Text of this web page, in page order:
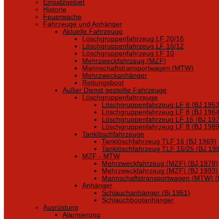
Einsatzgebiet
Historie
Feuerwache
Fahrzeuge und Anhänger
Aktuelle Fahrzeuge
Löschgruppenfahrzeug LF 20/16
Löschgruppenfahrzeug LF 16/12
Löschgruppenfahrzeug LF 10
Mehrzweckfahrzeug (MZF)
Mannschaftstransportwagen (MTW)
Mehrzweckanhänger
Rettungsboot
Außer Dienst gestellte Fahrzeuge
Löschgruppenfahrzeuge
Löschgruppenfahrzeug LF 8 (BJ
Löschgruppenfahrzeug LF 8 (BJ
Löschgruppenfahrzeug LF 16 (BJ
Löschgruppenfahrzeug LF 8 (BJ
Tanklöschfahrzeuge
Tanklöschfahrzeug TLF 16 (BJ 1969)
Tanklöschfahrzeug TLF 16/25 (BJ
MZF - MTW
Mehrzweckfahrzeug (MZF) (BJ 1978)
Mehrzweckfahrzeug (MZF) (BJ 1993)
Mannschaftstransportwagen (MTW)
Anhänger
Schlauchanhänger (Bj 1961)
Schlauchbootanhänger
Ausrüstung
Alarmierung